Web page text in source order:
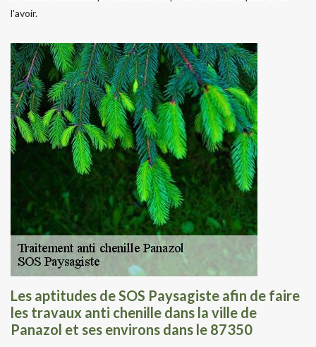
l'avoir.
Les aptitudes de SOS Paysagiste afin de faire
les travaux anti chenille dans la ville de
Panazol et ses environs dans le 87350